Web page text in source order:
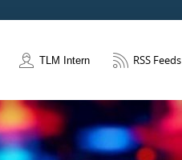
TLM Intern RSS Feeds